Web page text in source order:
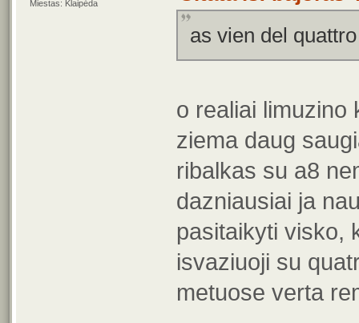
Miestas: Klaipėda
as vien del
o realiai limuzino
ziema daug
ribalkas su a8
dazniausiai ja
pasitaikyti visko,
isvaziuoji su
metuose verta